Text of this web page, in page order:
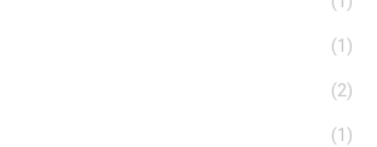
(1)
(2)
(1)